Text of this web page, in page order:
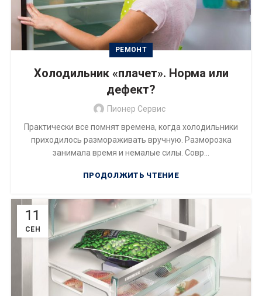
РЕМОНТ
Холодильник «плачет». Норма или
дефект?
Пионер Сервис
Практически все помнят времена, когда холодильники
приходилось размораживать вручную. Разморозка
занимала время и немалые силы. Совр...
ПРОДОЛЖИТЬ ЧТЕНИЕ
11
СЕН